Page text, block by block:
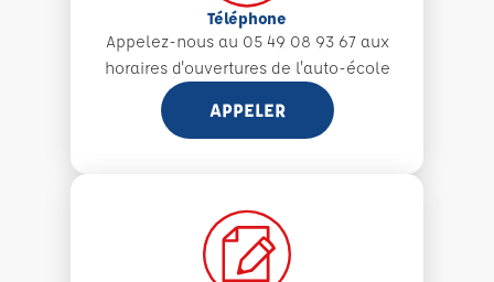
Téléphone
Appelez-nous au 05 49 08 93 67 aux
horaires d'ouvertures de l'auto-école
APPELER